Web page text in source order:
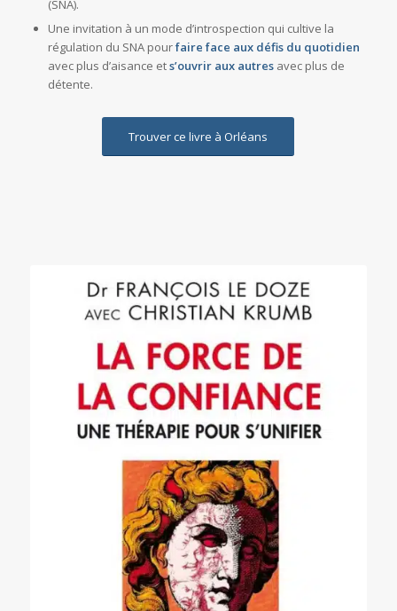
(SNA).
Une invitation à un mode d’introspection qui cultive la
régulation du SNA pourfaire face aux défis du quotidien
avec plus d’aisance ets’ouvrir aux autresavec plus de
détente.
Trouver ce livre à Orléans